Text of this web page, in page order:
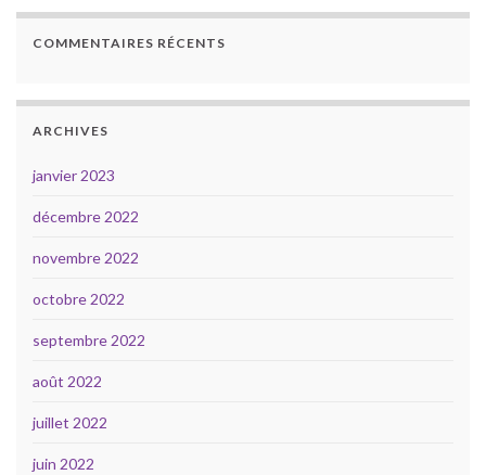
COMMENTAIRES RÉCENTS
ARCHIVES
janvier 2023
décembre 2022
novembre 2022
octobre 2022
septembre 2022
août 2022
juillet 2022
juin 2022